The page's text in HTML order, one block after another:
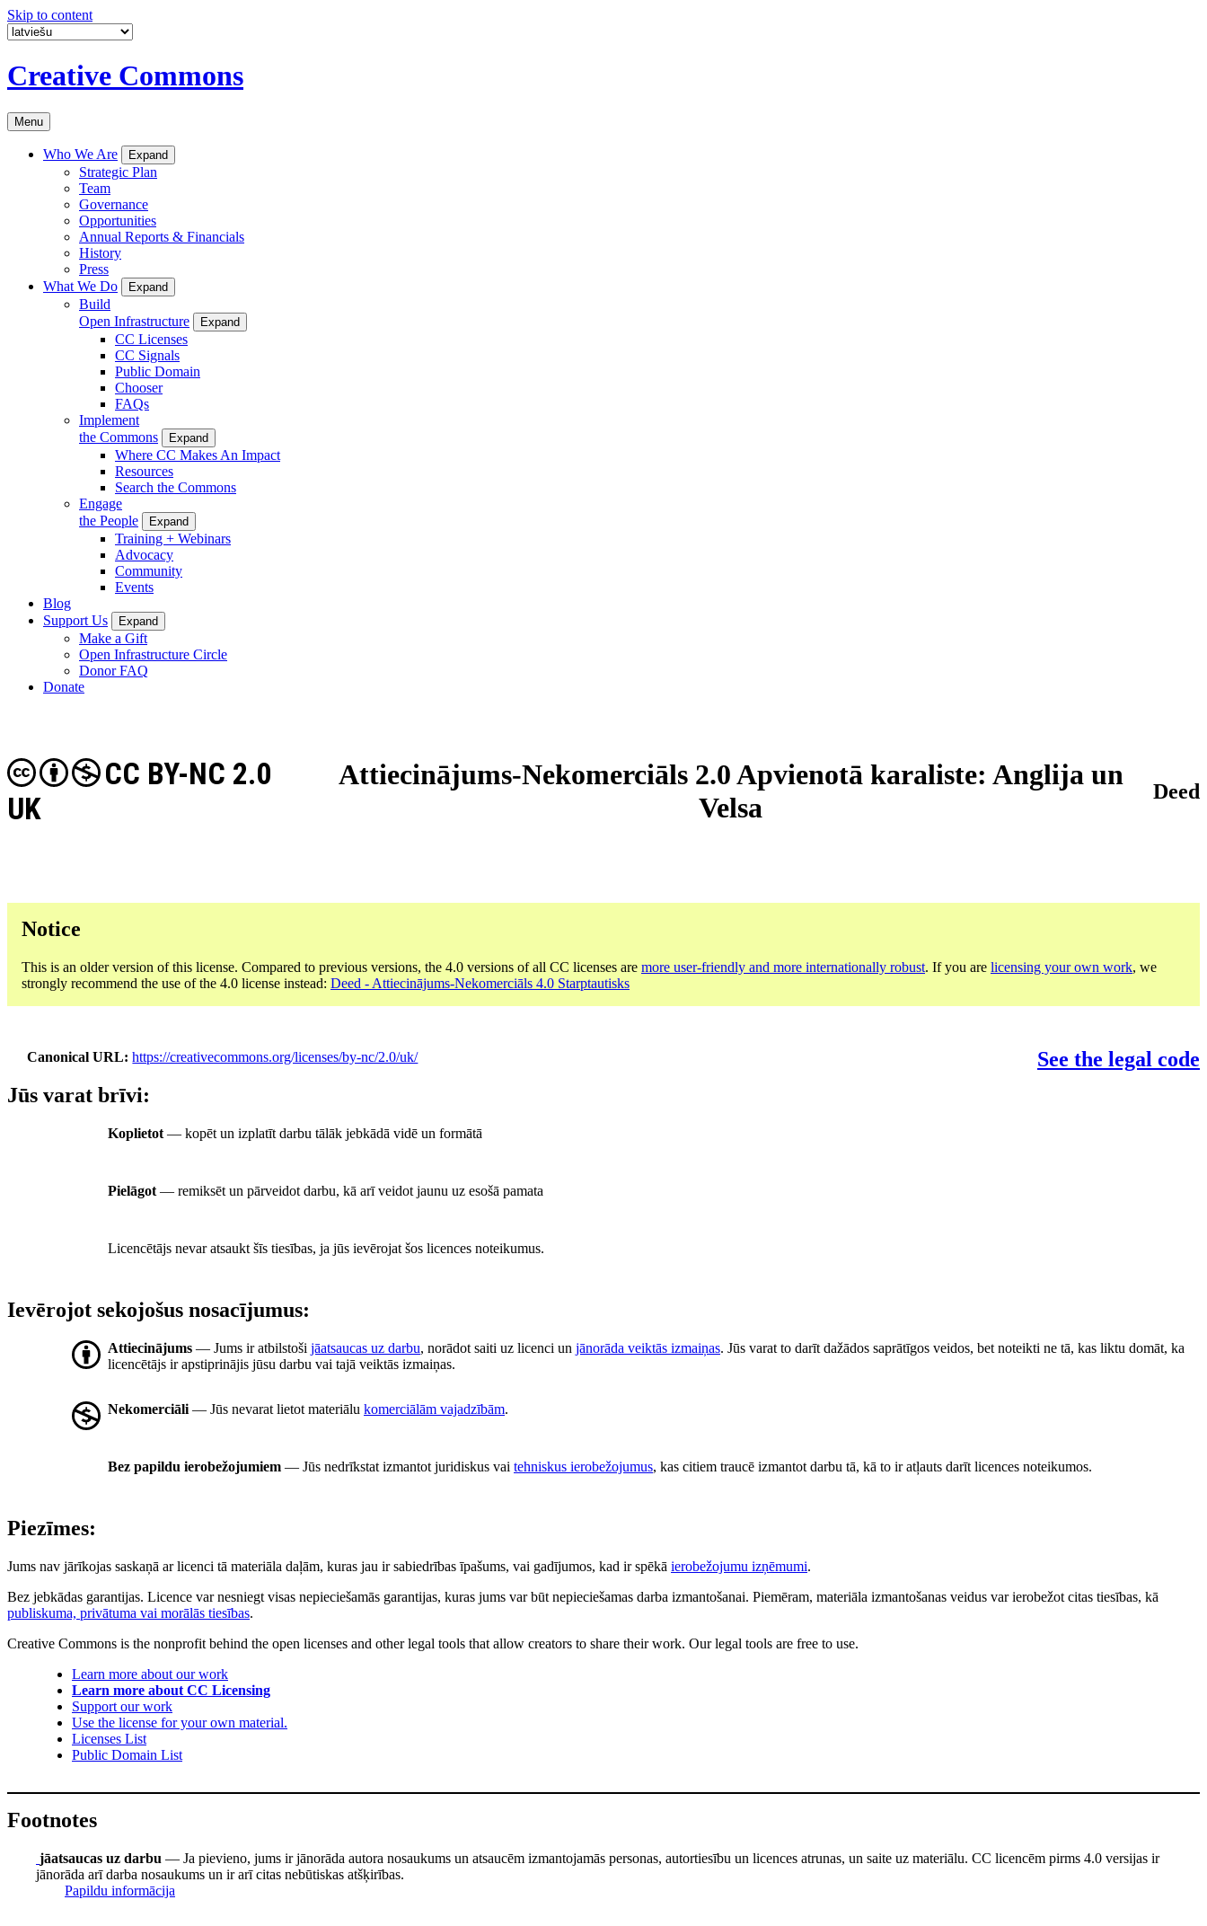
Skip to content
Creative Commons
Menu
Who We Are Expand
Strategic Plan
Team
Governance
Opportunities
Annual Reports & Financials
History
Press
What We Do
Expand
Build
Open Infrastructure
Expand
CC Licenses
CC Signals
Public Domain
Chooser
FAQs
Implement
the Commons
Expand
Where CC Makes An Impact
Resources
Search the Commons
Engage
the People
Expand
Training + Webinars
Advocacy
Community
Events
Blog
Support Us
Expand
Make a Gift
Open Infrastructure Circle
Donor FAQ
Donate
Attiecinājums-Nekomerciāls 2.0 Apvienotā karaliste: Anglija un
Velsa
CC BY-NC 2.0
UK
Deed
Notice
This is an older version of this license. Compared to previous versions, the 4.0 versions of all CC licenses are more user-friendly and more internationally robust. If you are licensing your own work, we
strongly recommend the use of the 4.0 license instead: Deed - Attiecinājums-Nekomerciāls 4.0 Starptautisks
Canonical URL https://creativecommons.org/licenses/by-nc/2.0/uk/
See the legal code
Jūs varat brīvi:
Koplietot — kopēt un izplatīt darbu tālāk jebkādā vidē un formātā
Pielāgot — remiksēt un pārveidot darbu, kā arī veidot jaunu uz esošā pamata
Licencētājs nevar atsaukt šīs tiesības, ja jūs ievērojat šos licences noteikumus.
Ievērojot sekojošus nosacījumus:
Attiecinājums — Jums ir atbilstoši jāatsaucas uz darbu, norādot saiti uz licenci un jānorāda veiktās izmaiņas. Jūs varat to darīt dažādos saprātīgos veidos, bet noteikti ne tā, kas liktu domāt, ka
licencētājs ir apstiprinājis jūsu darbu vai tajā veiktās izmaiņas.
Nekomerciāli — Jūs nevarat lietot materiālu komerciālām vajadzībām.
Bez papildu ierobežojumiem — Jūs nedrīkstat izmantot juridiskus vai tehniskus ierobežojumus, kas citiem traucē izmantot darbu tā, kā to ir atļauts darīt licences noteikumos.
Piezīmes:
Jums nav jārīkojas saskaņā ar licenci tā materiāla daļām, kuras jau ir sabiedrības īpašums, vai gadījumos, kad ir spēkā ierobežojumu izņēmumi.
Bez jebkādas garantijas. Licence var nesniegt visas nepieciešamās garantijas, kuras jums var būt nepieciešamas darba izmantošanai. Piemēram, materiāla izmantošanas veidus var ierobežot citas tiesības, kā
publiskuma, privātuma vai morālās tiesības.
Creative Commons is the nonprofit behind the open licenses and other legal tools that allow creators to share their work. Our legal tools are free to use.
Learn more about our work
Learn more about CC Licensing
Support our work
Use the license for your own material.
Licenses List
Public Domain List
Footnotes
jāatsaucas uz darbu — Ja pievieno, jums ir jānorāda autora nosaukums un atsaucēm izmantojamās personas, autortiesību un licences atrunas, un saite uz materiālu. CC licencēm pirms 4.0 versijas ir
jānorāda arī darba nosaukums un ir arī citas nebūtiskas atšķirības.
Papildu informācija